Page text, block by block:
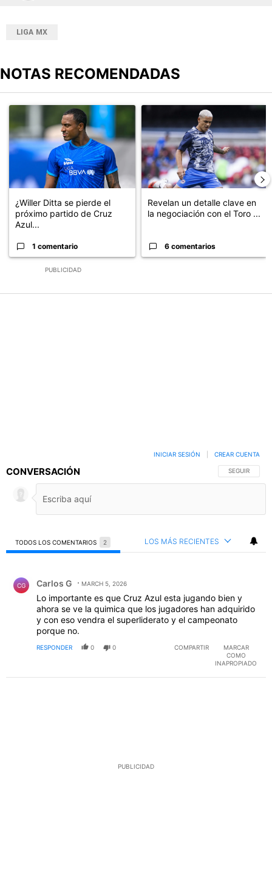
LIGA MX
NOTAS RECOMENDADAS
PUBLICIDAD
Un artículo de tendencia con el título "¿Willer Ditta se pierde el
¿Willer Ditta se pierde el
próximo partido de Cruz
Azul...
1 comentario
Un artículo de tendencia con
Revelan un detalle clave en
la negociación con el Toro ...
6 comentarios
CONVERSACIÓN SIGA ESTA
SEGUIR
INICIAR SESIÓN CREAR CUENTA
TODOS LOS COMENTARIOS 2 LOS MÁS RECIENTES
CG Carlos G MARCH 5, 2026
Lo importante es que Cruz Azul esta jugando bien y
ahora se ve la quimica que los jugadores han adquirido
y con eso vendra el superliderato y el campeonato
porque no.
RESPONDER 0 0 COMPARTIR
MARCAR
COMO
INAPROPIADO
PUBLICIDAD